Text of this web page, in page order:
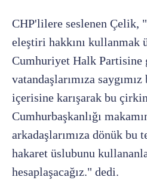
CHP'lilere seslenen Çelik,
eleştiri hakkını kullanmak
Cumhuriyet Halk Partisine
vatandaşlarımıza
içerisine karışarak bu
Cumhurbaşkanlığı
arkadaşlarımıza dönük bu
hakaret üslubunu
hesaplaşacağız." dedi.